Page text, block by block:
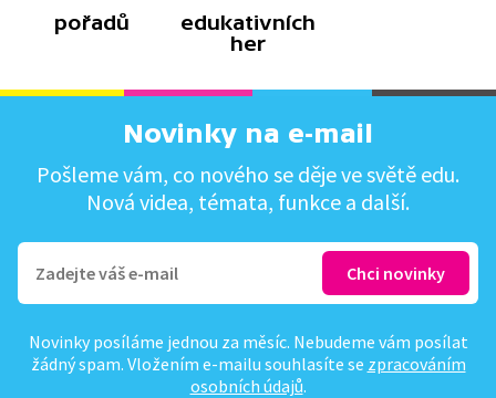
pořadů
edukativních
her
Novinky na e-mail
Pošleme vám, co nového se děje ve světě edu.
Nová videa, témata, funkce a další.
Novinky posíláme jednou za měsíc. Nebudeme vám posílat
žádný spam. Vložením e-mailu souhlasíte se zpracováním
osobních údajů.